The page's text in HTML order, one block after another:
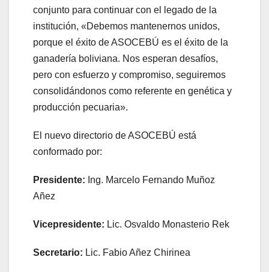
conjunto para continuar con el legado de la
institución, «Debemos mantenernos unidos,
porque el éxito de ASOCEBÚ es el éxito de la
ganadería boliviana. Nos esperan desafíos,
pero con esfuerzo y compromiso, seguiremos
consolidándonos como referente en genética y
producción pecuaria».
El nuevo directorio de ASOCEBÚ está
conformado por:
Presidente: Ing. Marcelo Fernando Muñoz
Añez
Vicepresidente: Lic. Osvaldo Monasterio Rek
Secretario: Lic. Fabio Añez Chirinea